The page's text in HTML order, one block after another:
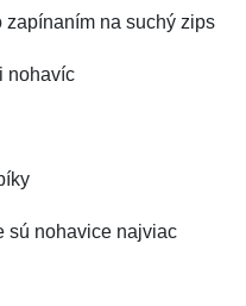
zapínaním na suchý zips
nohavíc
sú nohavice najviac